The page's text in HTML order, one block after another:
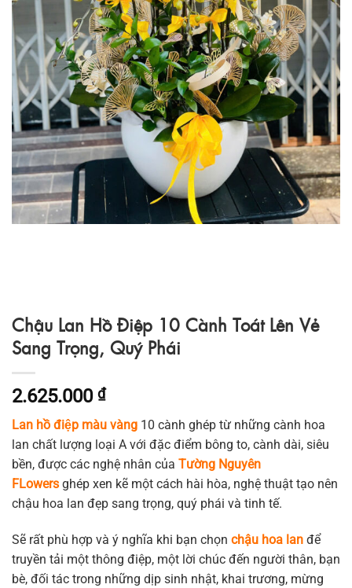
Chậu Lan Hồ Điệp 10 Cành Toát Lên Vẻ
Sang Trọng, Quý Phái
2.625.000 ₫
Lan hồ điệp màu vàng 10 cành ghép từ những cành hoa
lan chất lượng loại A với đặc điểm bông to, cành dài, siêu
bền, được các nghệ nhân của Tường Nguyên
FLowers ghép xen kẽ một cách hài hòa, nghệ thuật tạo nên
chậu hoa lan đẹp sang trọng, quý phái và tinh tế.
Sẽ rất phù hợp và ý nghĩa khi bạn chọn chậu hoa lan để
truyền tải một thông điệp, một lời chúc đến người thân, bạn
bè, đối tác trong những dịp sinh nhật, khai trương, mừng